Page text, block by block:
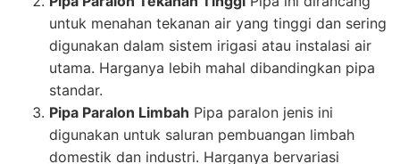
untuk menahan tekanan air yang tinggi dan sering
digunakan dalam sistem irigasi atau instalasi air
utama. Harganya lebih mahal dibandingkan pipa
standar.
Pipa Paralon Limbah Pipa paralon jenis ini
digunakan untuk saluran pembuangan limbah
domestik dan industri. Harganya bervariasi